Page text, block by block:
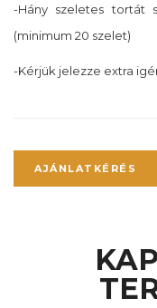
-Hány szeletes tortát
(minimum 20 szelet)
-Kérjük jelezze extra
AJÁNLATKÉRÉS